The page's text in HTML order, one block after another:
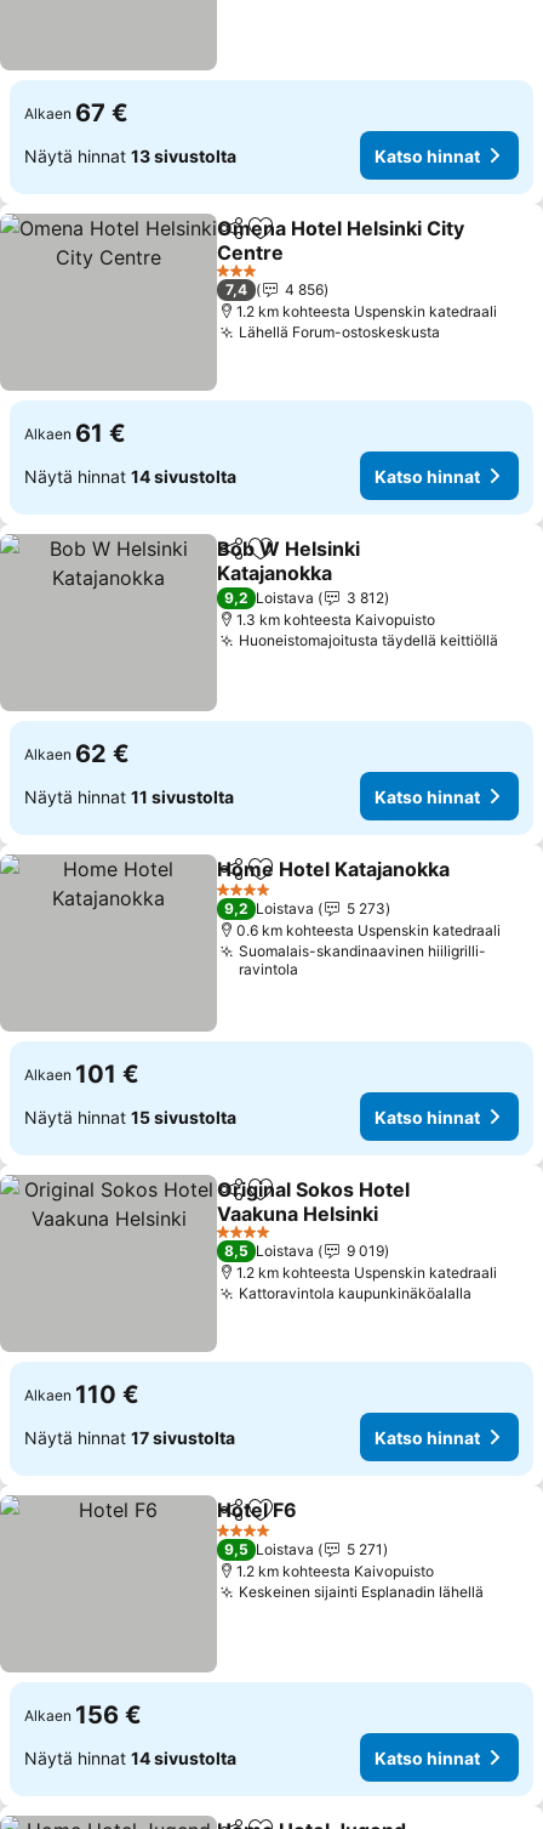
Alkaen 67 €
Näytä hinnat 13 sivustolta Katso hinnat
Jaa Lisää suosikkeihin
Omena Hotel Helsinki City
Centre
3 Tähtiluokitus
7,4
4 856
1.2 km kohteesta Uspenskin katedraali
Lähellä Forum-ostoskeskusta
Alkaen 61 €
Näytä hinnat 14 sivustolta Katso hinnat
Jaa Lisää suosikkeihin
Bob W Helsinki
Katajanokka
9,2 Loistava
3 812
1.3 km kohteesta Kaivopuisto
Huoneistomajoitusta täydellä keittiöllä
Alkaen 62 €
Näytä hinnat 11 sivustolta Katso hinnat
Jaa Lisää suosikkeihin
Home Hotel Katajanokka
4 Tähtiluokitus
9,2 Loistava
5 273
0.6 km kohteesta Uspenskin katedraali
Suomalais-skandinaavinen hiiligrilli-
ravintola
Alkaen 101 €
Näytä hinnat 15 sivustolta Katso hinnat
Jaa Lisää suosikkeihin
Original Sokos Hotel
Vaakuna Helsinki
4 Tähtiluokitus
8,5 Loistava
9 019
1.2 km kohteesta Uspenskin katedraali
Kattoravintola kaupunkinäköalalla
Alkaen 110 €
Näytä hinnat 17 sivustolta Katso hinnat
Jaa Lisää suosikkeihin
Hotel F6
4 Tähtiluokitus
9,5 Loistava
5 271
1.2 km kohteesta Kaivopuisto
Keskeinen sijainti Esplanadin lähellä
Alkaen 156 €
Näytä hinnat 14 sivustolta Katso hinnat